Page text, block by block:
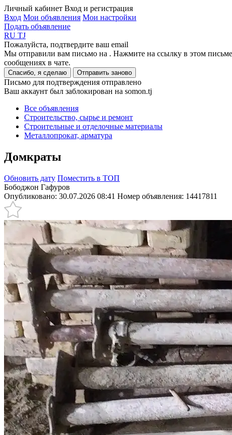
Личный кабинет Вход и регистрация
Вход Мои объявления Мои настройки
Подать объявление
RU TJ
Пожалуйста, подтвердите ваш email
Мы отправили вам письмо на . Нажмите на ссылку в этом
сообщениях в чате.
Спасибо, я сделаю Отправить заново
Письмо для подтверждения отправлено
Ваш аккаунт был заблокирован на somon.tj
Все объявления
Строительство, сырье и ремонт
Строительные и отделочные материалы
Металлопрокат, арматура
Домкраты
Обновить дату Поместить в ТОП
Бободжон Гафуров
Опубликовано: 30.07.2026 08:41 Номер объявления: 14417811